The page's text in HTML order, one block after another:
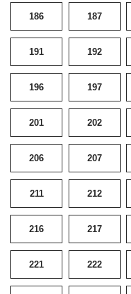
186 187
191 192
196 197
201 202
206 207
211 212
216 217
221 222